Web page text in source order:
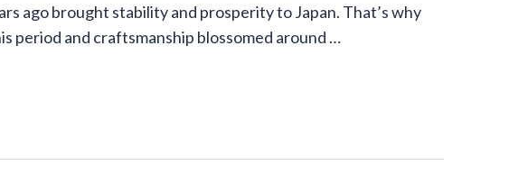
ago brought stability and prosperity to Japan. That’s why
period and craftsmanship blossomed around …